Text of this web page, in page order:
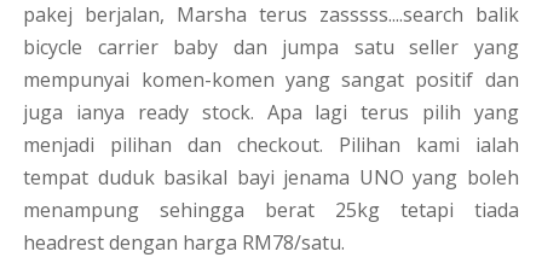
pakej berjalan, Marsha terus zasssss....search balik
bicycle carrier baby dan jumpa satu seller yang
mempunyai komen-komen yang sangat positif dan
juga ianya ready stock. Apa lagi terus pilih yang
menjadi pilihan dan checkout. Pilihan kami ialah
tempat duduk basikal bayi jenama UNO yang boleh
menampung sehingga berat 25kg tetapi tiada
headrest dengan harga RM78/satu.